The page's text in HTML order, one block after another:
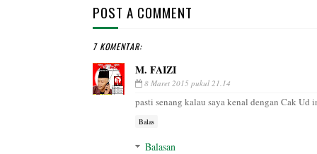
POST A COMMENT
7 KOMENTAR:
M. FAIZI
8 Maret 2015 pukul 21.14
pasti senang kalau saya kenal dengan Cak Ud
Balas
Balasan